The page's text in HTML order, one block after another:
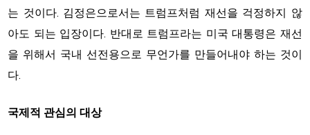
는 것이다. 김정은으로서는 트럼프처럼 재선을 걱정하지 않
아도 되는 입장이다. 반대로 트럼프라는 미국 대통령은 재선
을 위해서 국내 선전용으로 무언가를 만들어내야 하는 것이
다.
국제적 관심의 대상